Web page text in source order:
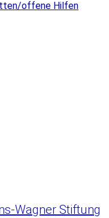
offene Hilfen
Wagner Stiftung